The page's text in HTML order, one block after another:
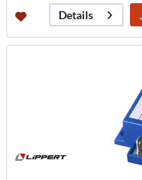
Details